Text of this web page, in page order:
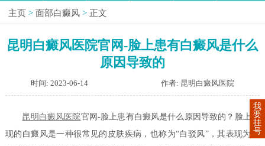
主页 > 面部白癜风 > 正文
昆明白癜风医院官网-脸上患有白癜风是什么
原因导致的
时间: 2023-06-14 作者: 昆明白癜风医院
昆明白癜风医院官网-脸上患有白癜风是什么原因导致的？脸上出
现的白癜风是一种很常见的皮肤疾病，也称为“白驳风”，其表现为脸
我
要
挂
号